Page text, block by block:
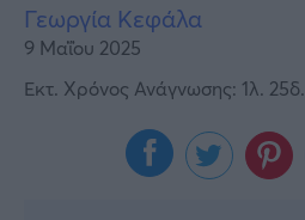
Γεωργία Κεφάλα
9 Μαΐου 2025
Εκτ. Χρόνος Ανάγνωσης: 1λ. 25δ.